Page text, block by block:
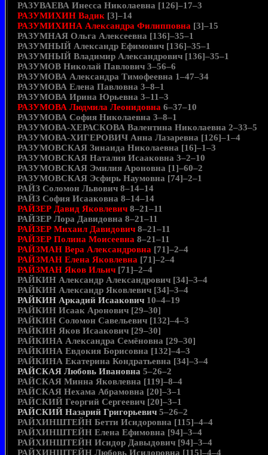
РАЗУВАЕВА Инесса Николаевна [126]–17–3
РАЗУМИХИН Вадик [3]–14
РАЗУМИХИНА Александра Филипповна [3]–15
РАЗУМНАЯ Ольга Алексеевна [136]–35–1
РАЗУМНЫЙ Александр Ефимович [136]–35–1
РАЗУМНЫЙ Владимир Александрович [136]–35–1
РАЗУМОВ Николай Павлович 3–56–6
РАЗУМОВА Александра Тимофеевна 1–47–34
РАЗУМОВА Елена Павловна 3–8–1
РАЗУМОВА Ирина Юрьевна 3–11–3
РАЗУМОВА Людмила Леонидовна 6–37–10
РАЗУМОВА София Николаевна 3–8–1
РАЗУМОВА-ХЕРАСКОВА Валентина Николаевна 2–33–5
РАЗУМОВА-ХИГЕРОВИЧ Анна Лазаревна [126]–1–4
РАЗУМОВСКАЯ Зинаида Николаевна [16]–1–3
РАЗУМОВСКАЯ Наталия Исааковна 3–2–10
РАЗУМОВСКАЯ Эмилия Ароновна [1]–60–2
РАЗУМОВСКАЯ Эсфирь Наумовна [74]–2–1
РАЙЗ Соломон Львович 8–14–14
РАЙЗ София Исааковна 8–14–14
РАЙЗЕР Давид Яковлевич 8–21–11
РАЙЗЕР Лора Давидовна 8–21–11
РАЙЗЕР Михаил Давидович 8–21–11
РАЙЗЕР Полина Моисеевна 8–21–11
РАЙЗМАН Вера Александровна [71]–2–4
РАЙЗМАН Елена Яковлевна [71]–2–4
РАЙЗМАН Яков Ильич [71]–2–4
РАЙКИН Александр Александрович [34]–3–4
РАЙКИН Александр Яковлевич [34]–3–4
РАЙКИН Аркадий Исаакович 10–4–19
РАЙКИН Исаак Аронович [29–30]
РАЙКИН Соломон Савельевич [132]–4–3
РАЙКИН Яков Исаакович [29–30]
РАЙКИНА Александра Семёновна [29–30]
РАЙКИНА Евдокия Борисовна [132]–4–3
РАЙКИНА Екатерина Кондратьевна [34]–3–4
РАЙСКАЯ Любовь Ивановна 5–26–2
РАЙСКАЯ Минна Яковлевна [119]–8–4
РАЙСКАЯ Нехама Абрамовна [20]–3–1
РАЙСКИЙ Георгий Сергеевич [20]–3–1
РАЙСКИЙ Назарий Григорьевич 5–26–2
РАЙХИНШТЕЙН Бетти Исидоровна [115]–4–4
РАЙХИНШТЕЙН Елена Ефимовна [94]–3–4
РАЙХИНШТЕЙН Исидор Давыдович [94]–3–4
РАЙХИНШТЕЙН Любовь Исидоровна [115]–4–4